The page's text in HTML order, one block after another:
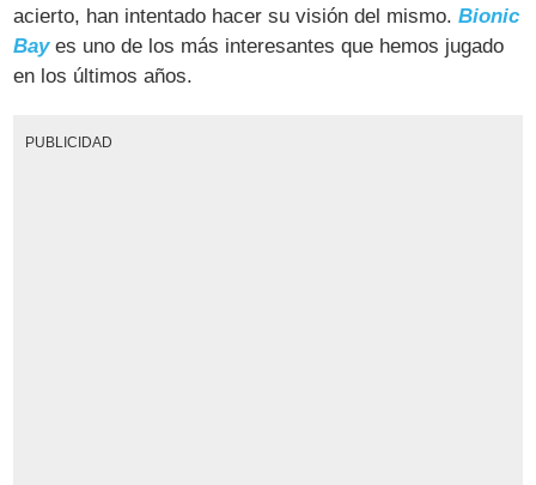
acierto, han intentado hacer su visión del mismo.Bionic
Bayes uno de los más interesantes que hemos jugado
en los últimos años.
PUBLICIDAD